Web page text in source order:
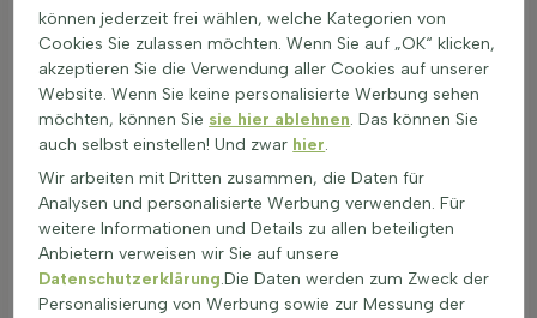
Stützen bei Wind, um das Abbrechen der hohen Stängel
zu verhindern.
Regelmäßiges Pinzieren oder Schneiden verlängert die
Blütezeit.
Aussaat im Frühling, um den Lebenszyklus der
zweijährigen Pflanze zu beginnen.
Winterschutz kann erforderlich sein, um die Alceastaude
vor Frostschäden zu bewahren.
Vermehren durch Aussaat ist möglich, aber kein Teilen
erforderlich.
Verpflanzen im Frühjahr, wenn die Pflanze noch jung ist,
um das Anwurzeln zu erleichtern.
können jederzeit frei wählen, welche Kategorien von
Cookies Sie zulassen möchten. Wenn Sie auf „OK“ klicken,
akzeptieren Sie die Verwendung aller Cookies auf unserer
Website. Wenn Sie keine personalisierte Werbung sehen
möchten, können Sie sie hier ablehnen. Das können Sie
auch selbst einstellen! Und zwar hier.
Wir arbeiten mit Dritten zusammen, die Daten für
Analysen und personalisierte Werbung verwenden. Für
weitere Informationen und Details zu allen beteiligten
Anbietern verweisen wir Sie auf unsere
Datenschutzerklärung.Die Daten werden zum Zweck der
Personalisierung von Werbung sowie zur Messung der